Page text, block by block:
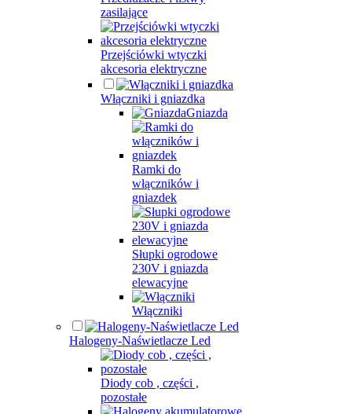
zasilające
Przejściówki wtyczki
akcesoria elektryczne
Włączniki i gniazdka
Gniazda
Ramki do
włączników i
gniazdek
Słupki ogrodowe
230V i gniazda
elewacyjne
Włączniki
Halogeny-Naświetlacze Led
Diody cob , części ,
pozostałe